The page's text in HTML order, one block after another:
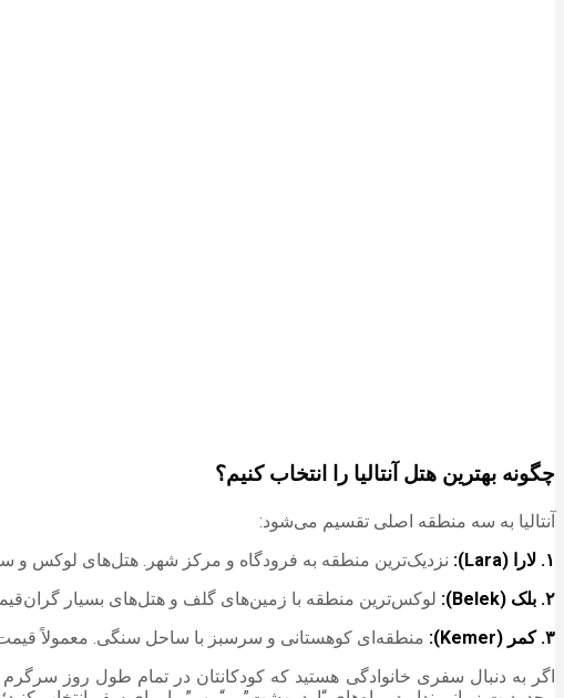
چگونه بهترین هتل آنتالیا را انتخاب کنیم؟
آنتالیا به سه منطقه اصلی تقسیم می‌شود:
۱. لارا (Lara):
نزدیک‌ترین منطقه به فرودگاه و مرکز شهر. هتل‌های لوکس و
۲. بلک (Belek):
لوکس‌ترین منطقه با زمین‌های گلف و هتل‌های بسیار
۳. کمر (Kemer):
منطقه‌ای کوهستانی و سرسبز با ساحل سنگی. معمولاً
اگر به دنبال سفری خانوادگی هستید که کودکانتان در تمام طول روز